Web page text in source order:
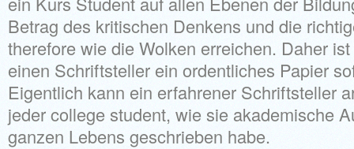
Betrag des kritischen Denkens und die
therefore wie die Wolken erreichen. Daher
einen Schriftsteller ein ordentliches Papier
Eigentlich kann ein erfahrener Schriftsteller
jeder college student, wie sie akademische
ganzen Lebens geschrieben habe.